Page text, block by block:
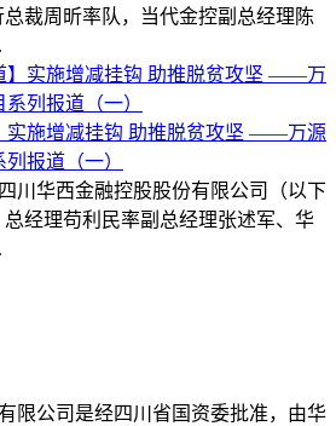
总裁周昕率队，当代金控副总经理陈
实施增减挂钩 助推脱贫攻坚 ——万源
报道（一）
川华西金融控股股份有限公司（以下
总经理苟利民率副总经理张述军、华
限公司是经四川省国资委批准，由华